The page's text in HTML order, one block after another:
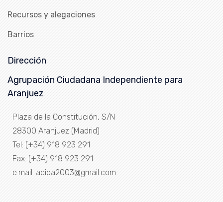
Recursos y alegaciones
Barrios
Dirección
Agrupación Ciudadana Independiente para
Aranjuez
Plaza de la Constitución, S/N
28300 Aranjuez (Madrid)
Tel: (+34) 918 923 291
Fax: (+34) 918 923 291
e.mail: acipa2003@gmail.com